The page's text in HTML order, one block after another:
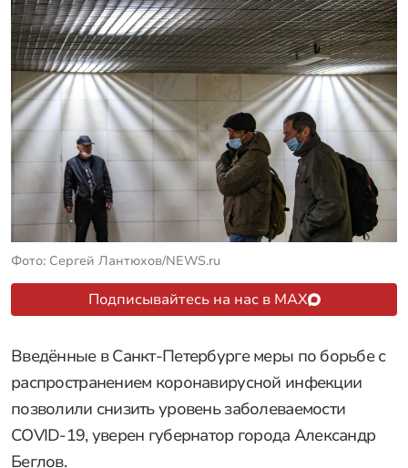
Фото: Сергей Лантюхов/NEWS.ru
Подписывайтесь на нас в MAX
Введённые в Санкт-Петербурге меры по борьбе с
распространением коронавирусной инфекции
позволили снизить уровень заболеваемости
COVID-19, уверен губернатор города Александр
Беглов.